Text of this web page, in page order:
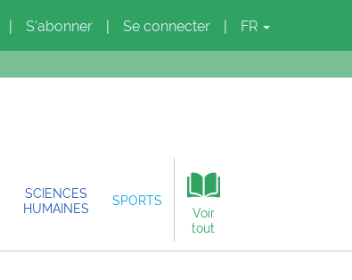
S'abonner Se connecter FR
SCIENCES
HUMAINES
SPORTS
Voir
tout